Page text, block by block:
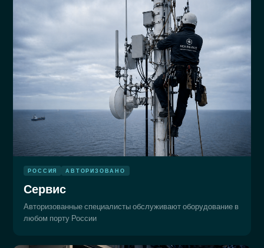
РОССИЯ АВТОРИЗОВАНО
Сервис
Авторизованные специалисты обслуживают оборудование в
любом порту России